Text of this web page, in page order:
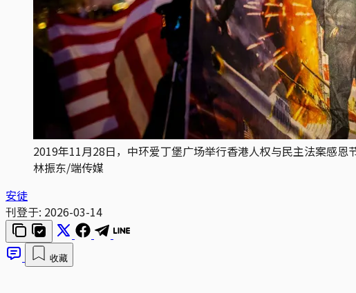
2019年11月28日，中环爱丁堡广场举行香港人权与民主法案感
林振东/端传媒
安徒
刊登于: 2026-03-14
收藏